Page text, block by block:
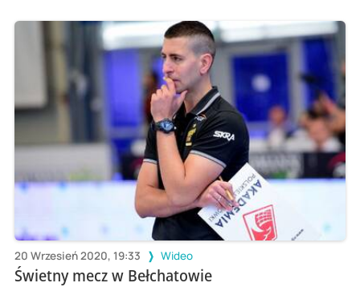
20 Wrzesień 2020, 19:33 Wideo
Świetny mecz w Bełchatowie